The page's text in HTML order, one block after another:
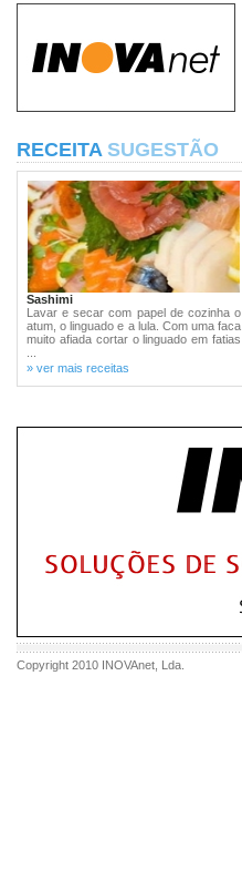
RECEITA SUGESTÃO
Sashimi
Lavar e secar com papel de cozinha o
atum, o linguado e a lula. Com uma faca
muito afiada cortar o linguado em fatias
» ver mais receitas
Copyright 2010 INOVAnet , Lda.